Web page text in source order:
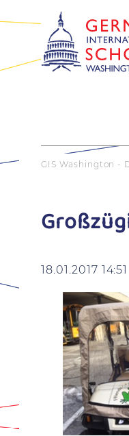
GIS Washington -
18.01.2017 14:51